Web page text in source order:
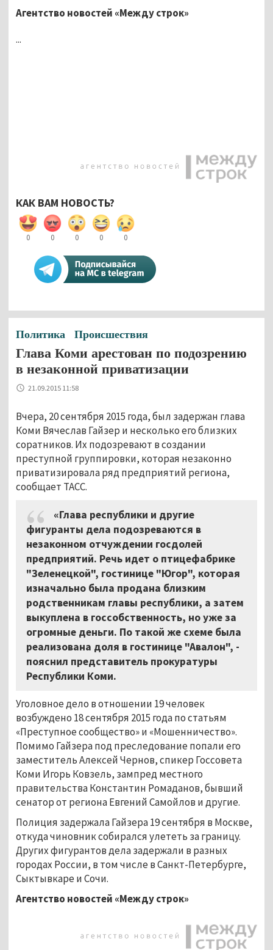
Агентство новостей «Между строк»
...
КАК ВАМ НОВОСТЬ?
0 0 0 0 0
Политика Происшествия
Глава Коми арестован по подозрению
в незаконной приватизации
21.09.2015 11:58
Вчера, 20 сентября 2015 года, был задержан глава
Коми Вячеслав Гайзер и несколько его близких
соратников. Их подозревают в создании
преступной группировки, которая незаконно
приватизировала ряд предприятий региона,
сообщает ТАСС.
«Глава республики и другие
фигуранты дела подозреваются в
незаконном отчуждении госдолей
предприятий. Речь идет о птицефабрике
"Зеленецкой", гостинице "Югор", которая
изначально была продана близким
родственникам главы республики, а затем
выкуплена в госсобственность, но уже за
огромные деньги. По такой же схеме была
реализована доля в гостинице "Авалон", -
пояснил представитель прокуратуры
Республики Коми.
Уголовное дело в отношении 19 человек
возбуждено 18 сентября 2015 года по статьям
«Преступное сообщество» и «Мошенничество».
Помимо Гайзера под преследование попали его
заместитель Алексей Чернов, спикер Госсовета
Коми Игорь Ковзель, зампред местного
правительства Константин Ромаданов, бывший
сенатор от региона Евгений Самойлов и другие.
Полиция задержала Гайзера 19 сентября в Москве,
откуда чиновник собирался улететь за границу.
Других фигурантов дела задержали в разных
городах России, в том числе в Санкт-Петербурге,
Сыктывкаре и Сочи.
Агентство новостей «Между строк»